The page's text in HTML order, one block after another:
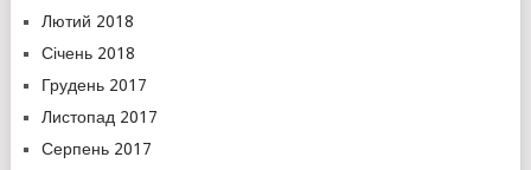
Лютий 2018
Січень 2018
Грудень 2017
Листопад 2017
Серпень 2017